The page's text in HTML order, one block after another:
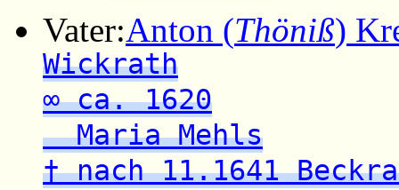
Vater:Anton (Thöniß)
Wickrath
∞ ca. 1620
Maria Mehls
† nach 11.1641